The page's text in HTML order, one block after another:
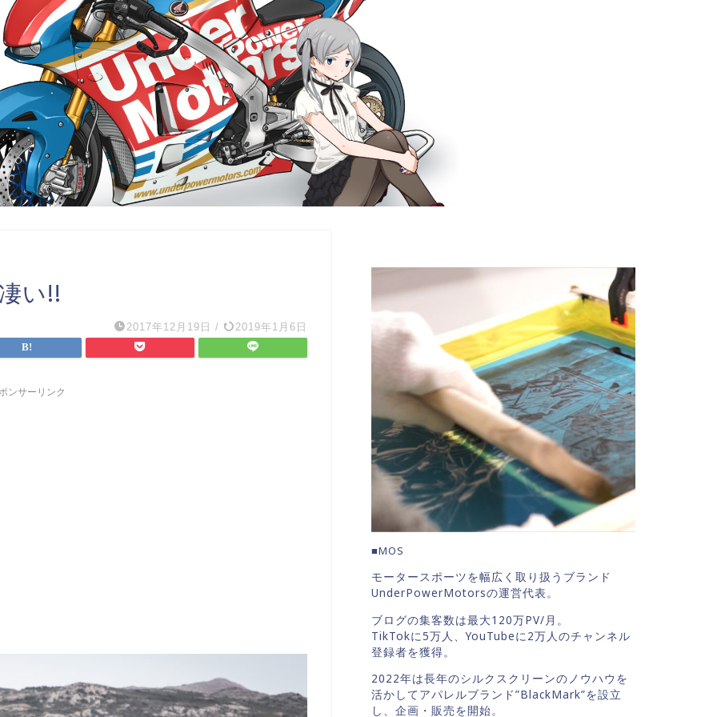
い!!
2017年12月19日 / 2019年1月6日
ンサーリンク
■MOS
モータースポーツを幅広く取り扱うブランド
UnderPowerMotorsの運営代表。
ブログの集客数は最大120万PV/月。
TikTokに5万人、YouTubeに2万人のチャンネル
登録者を獲得。
2022年は長年のシルクスクリーンのノウハウを
活かしてアパレルブランド”BlackMark”を設立
し、企画・販売を開始。